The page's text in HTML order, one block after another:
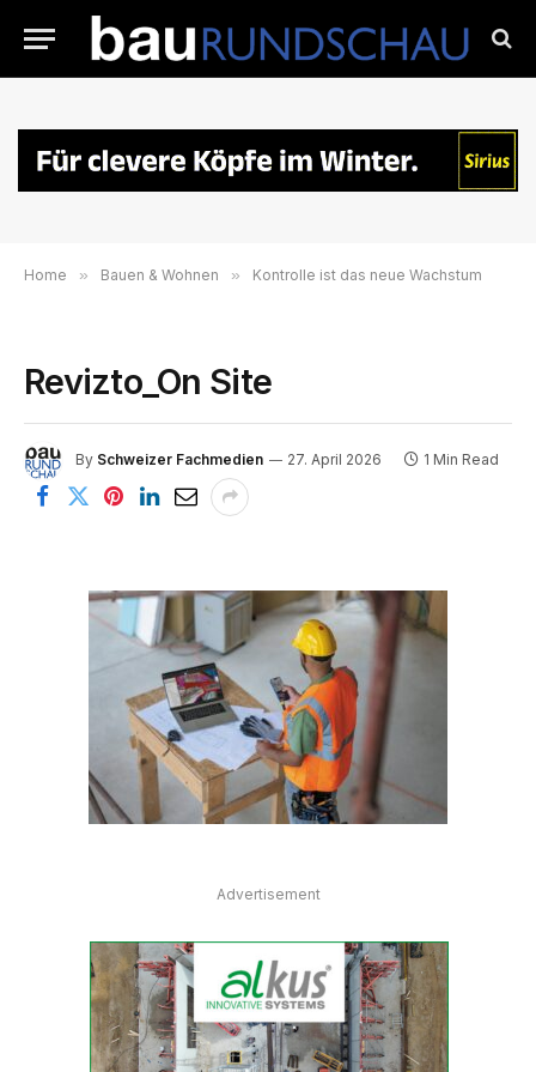
Home » Bauen & Wohnen » Kontrolle ist das neue Wachstum
Revizto_On Site
By Schweizer Fachmedien 27. April 2026 1 Min Read
Advertisement